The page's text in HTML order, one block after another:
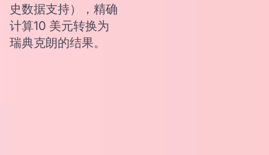
史数据支持），精确
计算10 美元转换为
瑞典克朗的结果。